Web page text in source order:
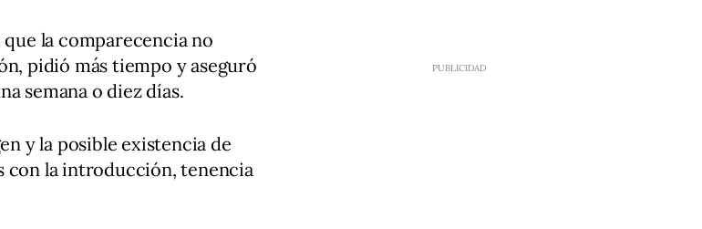
la comparecencia no
pidió más tiempo y aseguró
semana o diez días.
y la posible existencia de
con la introducción, tenencia